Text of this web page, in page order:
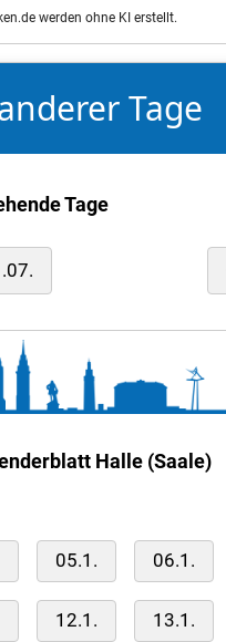
werden ohne KI erstellt.
Tage
Tage
Halle (Saale)
05.1. 06.1.
12.1. 13.1.